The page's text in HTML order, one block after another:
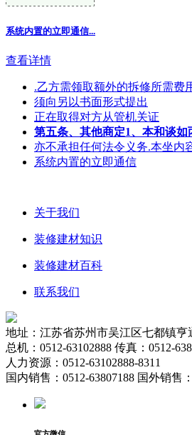
系统内置的立即通信...
查看详情
.乙方需领取额外的拆修所需费
须向另以书面形式提出
正在取得对方从管机关证
第五条、其他商定1、本和谈如
亦不承担任何法令义务.本坐内
系统内置的立即通信
关于我们
装修建材知识
装修建材百科
联系我们
地址：江苏省苏州市吴江区七都镇亨
总机：0512-63102888 传真：0512-
人力资源：0512-63102888-8311
国内销售：0512-63807188 国外销售